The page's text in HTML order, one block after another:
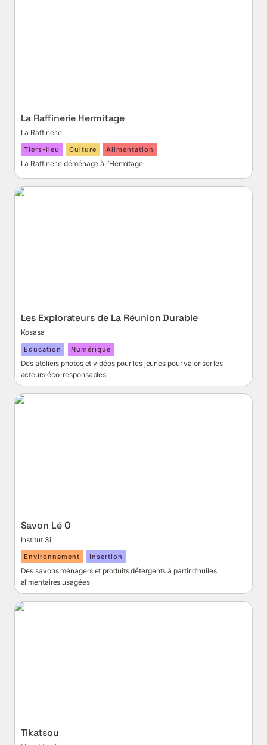
La Raffinerie Hermitage
La Raffinerie
Tiers-lieu Culture Alimentation
La Raffinerie déménage à l’Hermitage
Les Explorateurs de La Réunion Durable
Les Explorateurs de La Réunion Durable
Kosasa
Education Numérique
Des ateliers photos et vidéos pour les jeunes pour valoriser les
acteurs éco-responsables
Savon Lé O
Savon Lé O
Institut 3i
Environnement Insertion
Des savons ménagers et produits détergents à partir d’huiles
alimentaires usagées
Tikatsou
Tikatsou